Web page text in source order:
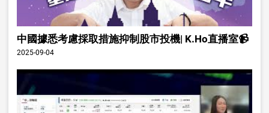
中國據悉考慮採取措施抑制股市投機| K.Ho直播室📹
2025-09-04